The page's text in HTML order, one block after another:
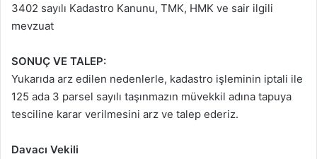
3402 sayılı Kadastro Kanunu, TMK, HMK ve sair ilgili
mevzuat
SONUÇ VE TALEP:
Yukarıda arz edilen nedenlerle, kadastro işleminin iptali ile
125 ada 3 parsel sayılı taşınmazın müvekkil adına tapuya
tesciline karar verilmesini arz ve talep ederiz.
Davacı Vekili